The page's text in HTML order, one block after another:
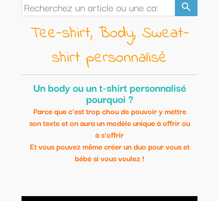
search
Tee-shirt, Body, Sweat-
shirt personnalisé
Un body ou un t-shirt personnalisé
pourquoi ?
Parce que c'est trop chou de pouvoir y mettre
son texte et on aura un modèle unique à offrir ou
à s'offrir
Et vous pouvez même créer un duo pour vous et
bébé si vous voulez !
Modèles uniques et personnalisables.